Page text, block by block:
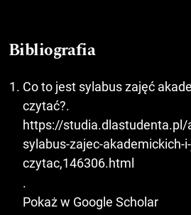
Bibliografia
Co to jest sylabus zajęć
czytać?.
https://
sylabus-zajec-akademickich-
czytac,146306.html
.
Pokaż w Google Scholar